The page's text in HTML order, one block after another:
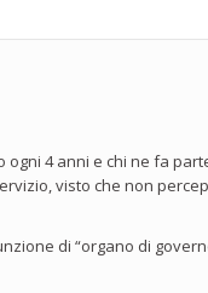
ogni 4 anni e chi ne fa
visto che non
di “organo di